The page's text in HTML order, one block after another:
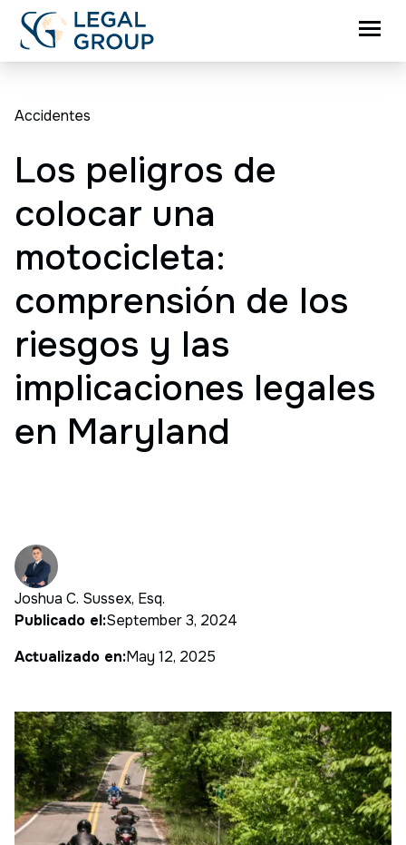
Accidentes
Los peligros de
colocar una
motocicleta:
comprensión de los
riesgos y las
implicaciones legales
en Maryland
Joshua C. Sussex, Esq.
Publicado el:September 3, 2024
Actualizado en:May 12, 2025